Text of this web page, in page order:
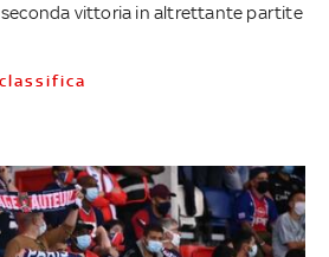
seconda vittoria in altrettante partite